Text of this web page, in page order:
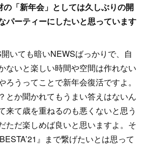
「新年会」としては久しぶりの開
パーティーにしたいと思っています
いても暗いNEWSばっかりで、自
ないと楽しい時間や空間は作れない
ろうってことで新年会復活ですよ。
とか聞かれてもうまい答えはないん
来て歳を重ねるのも悪くないと思う
ただ楽しめば良いと思いますよ。そ
』まで繋げたいとは思って